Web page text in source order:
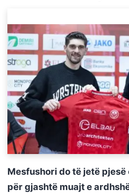
Mesfushori do të jetë
për gjashtë muajt e